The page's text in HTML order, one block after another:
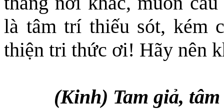
là tâm trí thiếu sót, kém
thiện tri thức ơi! Hãy nên
(Kinh) Tam giả,